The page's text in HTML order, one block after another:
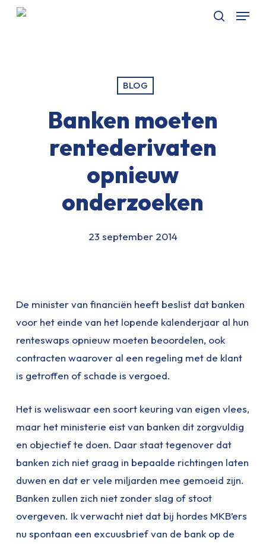
Skip
Menu
BLOG
Banken moeten
rentederivaten
opnieuw
onderzoeken
23 september 2014
De minister van financiën heeft beslist dat banken
voor het einde van het lopende kalenderjaar al hun
renteswaps opnieuw moeten beoordelen, ook
contracten waarover al een regeling met de klant
is getroffen of schade is vergoed.
Het is weliswaar een soort keuring van eigen vlees,
maar het ministerie eist van banken dit zorgvuldig
en objectief te doen. Daar staat tegenover dat
banken zich niet graag in bepaalde richtingen laten
duwen en dat er vele miljarden mee gemoeid zijn.
Banken zullen zich niet zonder slag of stoot
overgeven. Ik verwacht niet dat bij hordes MKB’ers
nu spontaan een excuusbrief van de bank op de